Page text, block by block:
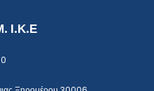
Ι.Κ.Ε